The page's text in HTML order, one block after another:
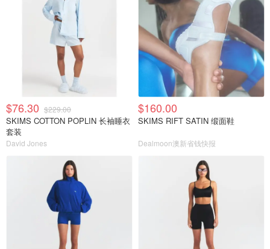
$76.30 $229.00
SKIMS COTTON POPLIN 长袖睡衣
套装
David Jones
$160.00
SKIMS RIFT SATIN 缎面鞋
Dealmoon澳新省钱快报